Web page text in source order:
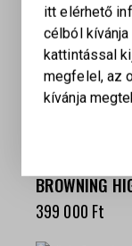
BAIKAL
159 000Ft
BROWNING
399 000 Ft
itt elérhető
célból
kattintással
megfelel, az
kívánja